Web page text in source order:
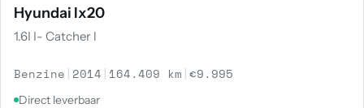
Hyundai Ix20
1.6I I- Catcher l
Benzine | 2014 | 164.409 km |€9.995
Direct leverbaar